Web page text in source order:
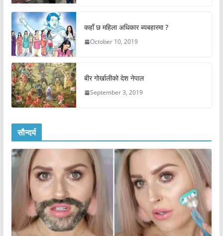
कहाँ छ महिला अधिकार ब्यबहारमा ?
October 10, 2019
बीर गोर्खालीको देश नेपाल
September 3, 2019
सौन्दर्य